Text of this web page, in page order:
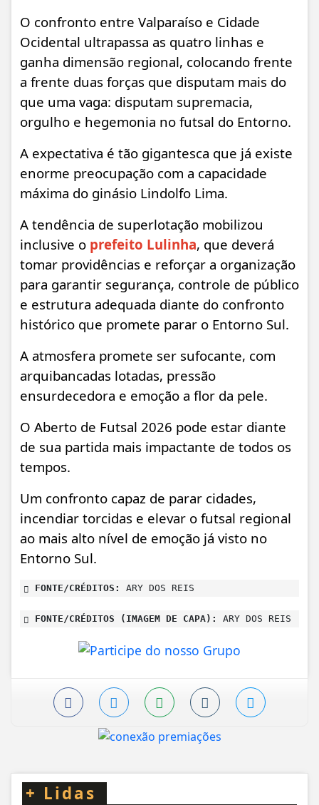
O confronto entre Valparaíso e Cidade
Ocidental ultrapassa as quatro linhas e
ganha dimensão regional, colocando frente
a frente duas forças que disputam mais do
que uma vaga: disputam supremacia,
orgulho e hegemonia no futsal do Entorno.
A expectativa é tão gigantesca que já existe
enorme preocupação com a capacidade
máxima do ginásio Lindolfo Lima.
A tendência de superlotação mobilizou
inclusive o prefeito Lulinha, que deverá
tomar providências e reforçar a organização
para garantir segurança, controle de público
e estrutura adequada diante do confronto
histórico que promete parar o Entorno Sul.
A atmosfera promete ser sufocante, com
arquibancadas lotadas, pressão
ensurdecedora e emoção a flor da pele.
O Aberto de Futsal 2026 pode estar diante
de sua partida mais impactante de todos os
tempos.
Um confronto capaz de parar cidades,
incendiar torcidas e elevar o futsal regional
ao mais alto nível de emoção já visto no
Entorno Sul.
FONTE/CRÉDITOS: ARY DOS REIS
FONTE/CRÉDITOS (IMAGEM DE CAPA): ARY DOS REIS
+ Lidas